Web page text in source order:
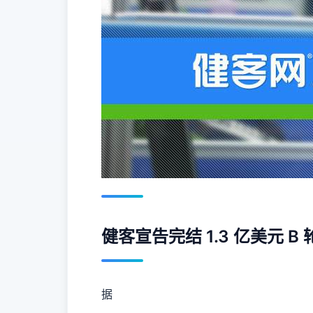
健客宣告完结 1.3 亿美元 B
据